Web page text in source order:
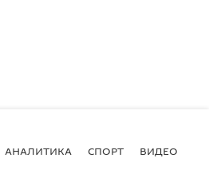
АНАЛИТИКА СПОРТ ВИДЕО